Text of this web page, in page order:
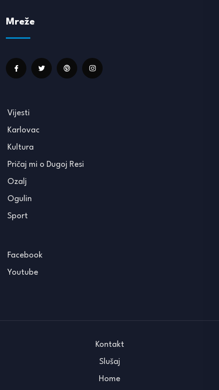
Mreže
Vijesti
Karlovac
Kultura
Pričaj mi o Dugoj Resi
Ozalj
Ogulin
Sport
Facebook
Youtube
Kontakt
Slušaj
Home